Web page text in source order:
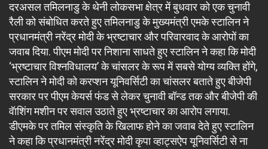
दरअसल तमिलनाडु के थेनी लोकसभा क्षेत्र में बुधवार को एक चुनावी
रैली को संबोधित करते हुए तमिलनाडु के मुख्यमंत्री एमके स्टालिन ने
प्रधानमंत्री नरेंद्र मोदी के भ्रष्टाचार और परिवारवाद के आरोपों का
जवाब दिया. पीएम मोदी पर निशाना साधते हुए स्टालिन ने कहा कि मोदी
‘भ्रष्टाचार विश्नविधालय’ के चांसलर के रूप में सबसे योग्य व्यक्ति होंगे,
स्टालिन ने मोदी को करप्शन यूनिवर्सिटी का चांसलर बताते हुए बीजेपी
सरकार पर पीएम केयर्स फंड से लेकर चुनावी बॉन्ड तक और बीजेपी की
वॅाशिंग मशीन पर सवाल उठाते हुए भ्रष्टाचार का आरोप लगाया.
डीएमके पर तमिल संस्कृति के खिलाफ होने का जवाब देते हुए स्टालिन
ने कहा कि प्रधानमंत्री नरेंद्र मोदी कृपा व्हाट्सऐप यूनिवर्सिटी से ना